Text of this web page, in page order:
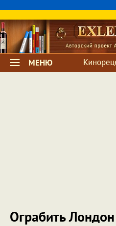
МЕНЮ
Ограбить Лондон